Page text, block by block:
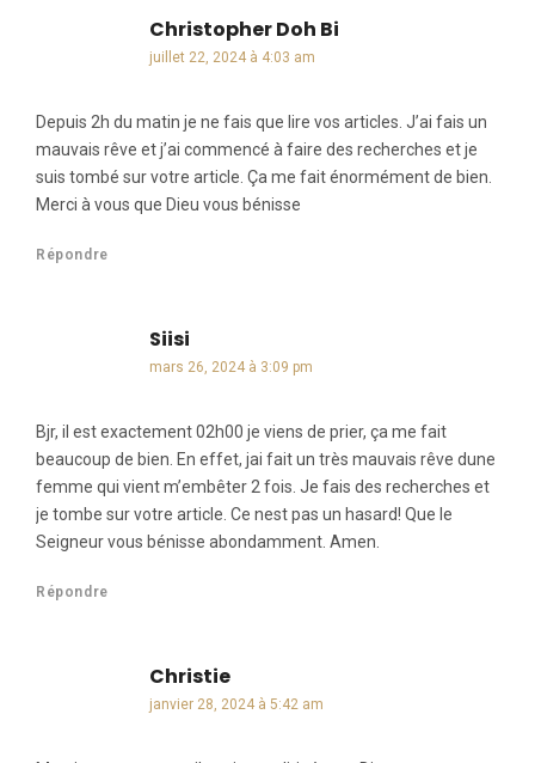
Christopher Doh Bi
juillet 22, 2024 à 4:03 am
Depuis 2h du matin je ne fais que lire vos articles. J’ai fais un
mauvais rêve et j’ai commencé à faire des recherches et je
suis tombé sur votre article. Ça me fait énormément de bien.
Merci à vous que Dieu vous bénisse
Répondre
Siisi
mars 26, 2024 à 3:09 pm
Bjr, il est exactement 02h00 je viens de prier, ça me fait
beaucoup de bien. En effet, jai fait un très mauvais rêve dune
femme qui vient m’embêter 2 fois. Je fais des recherches et
je tombe sur votre article. Ce nest pas un hasard! Que le
Seigneur vous bénisse abondamment. Amen.
Répondre
Christiedit :
janvier 28, 2024 à 5:42 am